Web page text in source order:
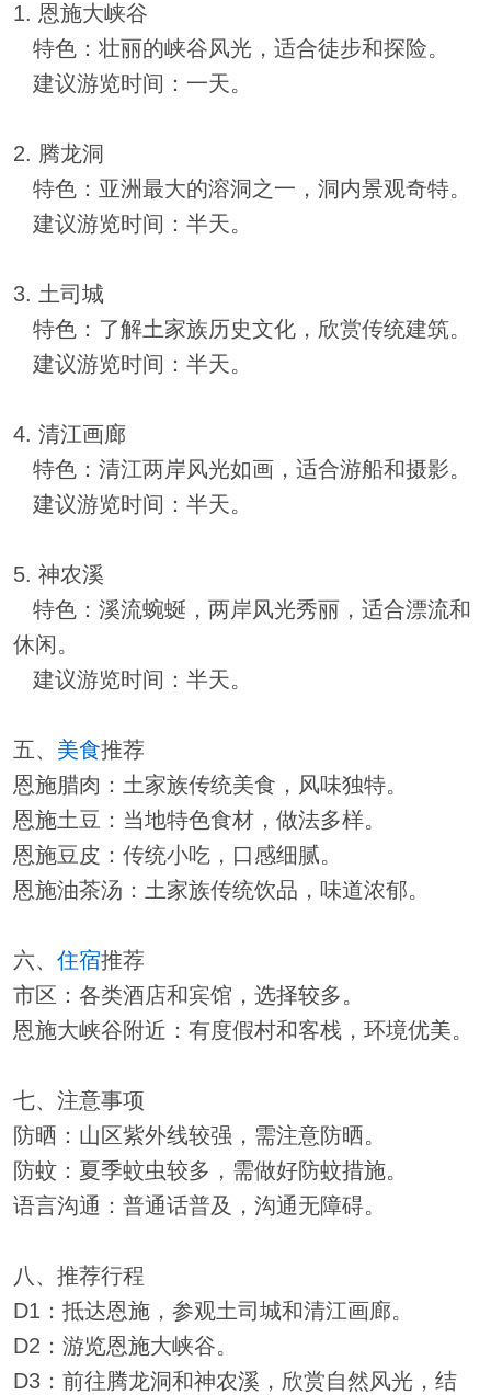
1. 恩施大峡谷
特色：壮丽的峡谷风光，适合徒步和探险。
建议游览时间：一天。
2. 腾龙洞
特色：亚洲最大的溶洞之一，洞内景观奇特。
建议游览时间：半天。
3. 土司城
特色：了解土家族历史文化，欣赏传统建筑。
建议游览时间：半天。
4. 清江画廊
特色：清江两岸风光如画，适合游船和摄影。
建议游览时间：半天。
5. 神农溪
特色：溪流蜿蜒，两岸风光秀丽，适合漂流和
休闲。
建议游览时间：半天。
五、 美食推荐
恩施腊肉：土家族传统美食，风味独特。
恩施土豆：当地特色食材，做法多样。
恩施豆皮：传统小吃，口感细腻。
恩施油茶汤：土家族传统饮品，味道浓郁。
六、 住宿推荐
市区：各类酒店和宾馆，选择较多。
恩施大峡谷附近：有度假村和客栈，环境优美。
七、注意事项
防晒：山区紫外线较强，需注意防晒。
防蚊：夏季蚊虫较多，需做好防蚊措施。
语言沟通：普通话普及，沟通无障碍。
八、推荐行程
D1：抵达恩施，参观土司城和清江画廊。
D2：游览恩施大峡谷。
D3：前往腾龙洞和神农溪，欣赏自然风光，结